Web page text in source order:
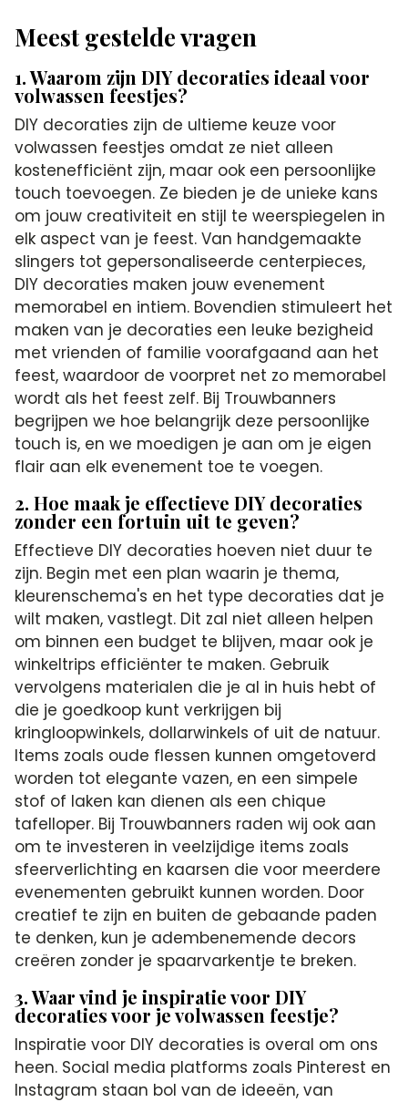
Meest gestelde vragen
1. Waarom zijn DIY decoraties ideaal voor
volwassen feestjes?
DIY decoraties zijn de ultieme keuze voor
volwassen feestjes omdat ze niet alleen
kostenefficiënt zijn, maar ook een persoonlijke
touch toevoegen. Ze bieden je de unieke kans
om jouw creativiteit en stijl te weerspiegelen in
elk aspect van je feest. Van handgemaakte
slingers tot gepersonaliseerde centerpieces,
DIY decoraties maken jouw evenement
memorabel en intiem. Bovendien stimuleert het
maken van je decoraties een leuke bezigheid
met vrienden of familie voorafgaand aan het
feest, waardoor de voorpret net zo memorabel
wordt als het feest zelf. Bij Trouwbanners
begrijpen we hoe belangrijk deze persoonlijke
touch is, en we moedigen je aan om je eigen
flair aan elk evenement toe te voegen.
2. Hoe maak je effectieve DIY decoraties
zonder een fortuin uit te geven?
Effectieve DIY decoraties hoeven niet duur te
zijn. Begin met een plan waarin je thema,
kleurenschema's en het type decoraties dat je
wilt maken, vastlegt. Dit zal niet alleen helpen
om binnen een budget te blijven, maar ook je
winkeltrips efficiënter te maken. Gebruik
vervolgens materialen die je al in huis hebt of
die je goedkoop kunt verkrijgen bij
kringloopwinkels, dollarwinkels of uit de natuur.
Items zoals oude flessen kunnen omgetoverd
worden tot elegante vazen, en een simpele
stof of laken kan dienen als een chique
tafelloper. Bij Trouwbanners raden wij ook aan
om te investeren in veelzijdige items zoals
sfeerverlichting en kaarsen die voor meerdere
evenementen gebruikt kunnen worden. Door
creatief te zijn en buiten de gebaande paden
te denken, kun je adembenemende decors
creëren zonder je spaarvarkentje te breken.
3. Waar vind je inspiratie voor DIY
decoraties voor je volwassen feestje?
Inspiratie voor DIY decoraties is overal om ons
heen. Social media platforms zoals Pinterest en
Instagram staan bol van de ideeën, van